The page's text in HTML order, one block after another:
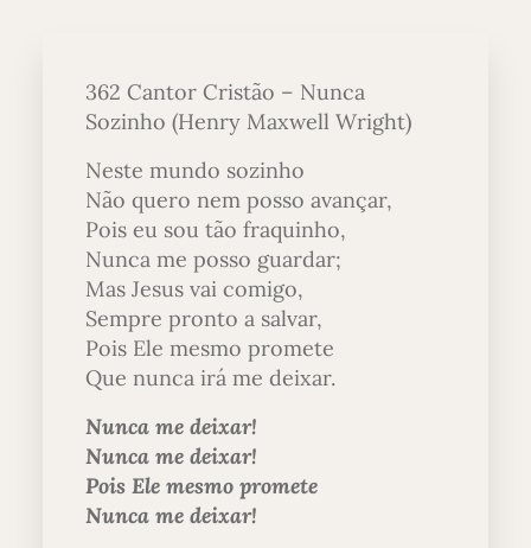
362 Cantor Cristão – Nunca
Sozinho (Henry Maxwell Wright)
Neste mundo sozinho
Não quero nem posso avançar,
Pois eu sou tão fraquinho,
Nunca me posso guardar;
Mas Jesus vai comigo,
Sempre pronto a salvar,
Pois Ele mesmo promete
Que nunca irá me deixar.
Nunca me deixar!
Nunca me deixar!
Pois Ele mesmo promete
Nunca me deixar!